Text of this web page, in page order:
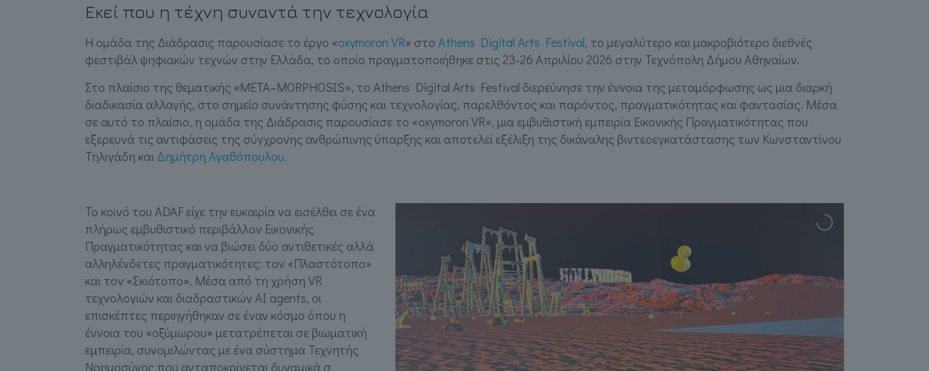
Εκεί που η τέχνη συναντά την τεχνολογία
Η ομάδα της Διάδρασις παρουσίασε το έργο «oxymoron VR» στο Athens Digital Arts Festival, το μεγαλύτερο και μακροβιότερο διεθνές
φεστιβάλ ψηφιακών τεχνών στην Ελλάδα, το οποίο πραγματοποιήθηκε στις 23-26 Απριλίου 2026 στην Τεχνόπολη Δήμου Αθηναίων.
Στο πλαίσιο της θεματικής «META–MORPHOSIS», το Athens Digital Arts Festival διερεύνησε την έννοια της μεταμόρφωσης ως μια διαρκή
διαδικασία αλλαγής, στο σημείο συνάντησης φύσης και τεχνολογίας, παρελθόντος και παρόντος, πραγματικότητας και φαντασίας. Μέσα
σε αυτό το πλαίσιο, η ομάδα της Διάδρασις παρουσίασε το «oxymoron VR», μια εμβυθιστική εμπειρία Εικονικής Πραγματικότητας που
εξερευνά τις αντιφάσεις της σύγχρονης ανθρώπινης ύπαρξης και αποτελεί εξέλιξη της δικάναλης βιντεοεγκατάστασης των Κωνσταντίνου
Τηλιγάδη και Δημήτρη Αγαθόπουλου.
Το κοινό του ADAF είχε την ευκαιρία να εισέλθει σε ένα
πλήρως εμβυθιστικό περιβάλλον Εικονικής
Πραγματικότητας και να βιώσει δύο αντιθετικές αλλά
αλληλένδετες πραγματικότητες: τον «Πλαστότοπο»
και τον «Σκιότοπο». Μέσα από τη χρήση VR
τεχνολογιών και διαδραστικών AI agents, οι
επισκέπτες περιηγήθηκαν σε έναν κόσμο όπου η
έννοια του «οξύμωρου» μετατρέπεται σε βιωματική
εμπειρία, συνομιλώντας με ένα σύστημα Τεχνητής
Νοημοσύνης που ανταποκρίνεται δυναμικά σ